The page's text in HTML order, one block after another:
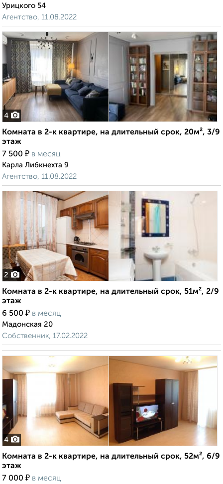
Урицкого 54
Агентство, 11.08.2022
4
Комната в 2-к квартире, на длительный срок, 20м², 3/9
этаж
7 500 ₽ в месяц
Карла Либкнехта 9
Агентство, 11.08.2022
2
Комната в 2-к квартире, на длительный срок, 51м², 2/9
этаж
6 500 ₽ в месяц
Мадонская 20
Собственник, 17.02.2022
4
Комната в 2-к квартире, на длительный срок, 52м², 6/9
этаж
7 000 ₽ в месяц